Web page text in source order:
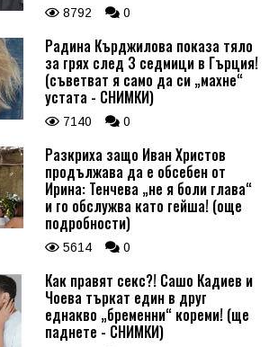
8792 0
Радина Кърджилова показа тяло
за грях след 3 седмици в Гърция!
(съветват я само да си „махне“
устата - СНИМКИ)
7140 0
Разкриха защо Иван Христов
продължава да е обсебен от
Ирина: Тенчева „не я боли глава“
и го обслужва като гейша! (още
подробности)
5614 0
Как правят секс?! Сашо Кадиев и
Чоева търкат един в друг
еднакво „бременни“ кореми! (ще
паднете - СНИМКИ)